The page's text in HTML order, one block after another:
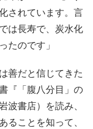
されています。言
は長寿で、炭水化
たのです」
善だと信じてきた
『「腹八分目」の
書店）を読み、
ることを知って、